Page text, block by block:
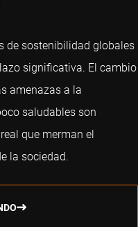
de sostenibilidad globales
significativa. El cambio
amenazas a la
saludables son
que merman el
la sociedad.